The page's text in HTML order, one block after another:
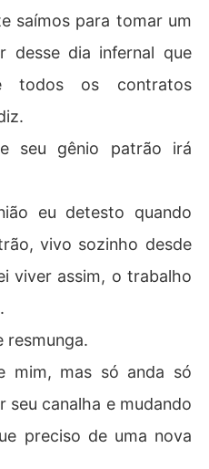
saímos para tomar um
desse dia infernal que
todos os contratos
seu gênio patrão irá
eu detesto quando
vivo sozinho desde
viver assim, o trabalho
resmunga.
mim, mas só anda só
seu canalha e mudando
preciso de uma nova